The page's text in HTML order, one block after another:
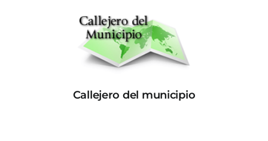
Callejero del municipio